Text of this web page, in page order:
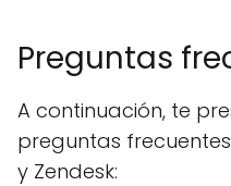
Preguntas
A continuación, te
preguntas
y Zendesk: